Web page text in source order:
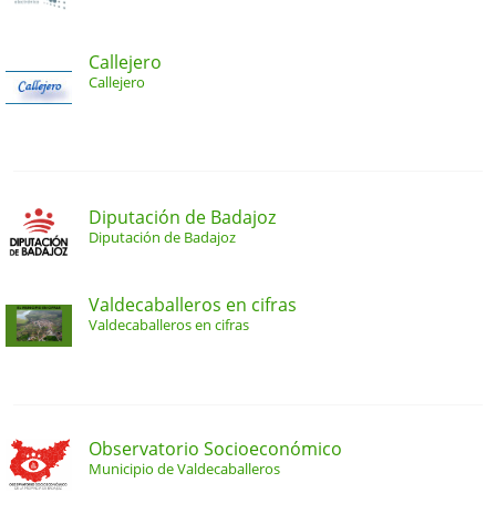
Callejero
Callejero
Diputación de Badajoz
Diputación de Badajoz
Valdecaballeros en cifras
Valdecaballeros en cifras
Observatorio Socioeconómico
Municipio de Valdecaballeros